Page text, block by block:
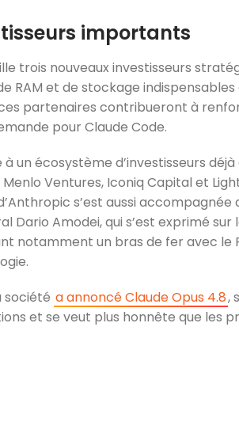
importants
trois nouveaux investisseurs
RAM et de stockage
partenaires contribueront à
pour Claude Code.
à un écosystème d’investisseurs
Ventures, Iconiq Capital et
s’est aussi
Dario Amodei, qui s’est exprimé sur
notamment un bras de fer avec le
société a annoncé Claude Opus 4.8,
et se veut plus honnête que les